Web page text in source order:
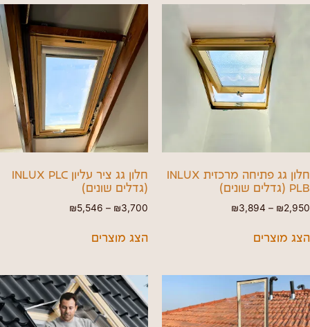
חלון גג פתיחה מרכזית INLUX
PLB (גדלים שונים)
₪2,950
–
₪3,894
הצג מוצרים
חלון גג ציר עליון INLUX PLC
(גדלים שונים)
₪3,700
–
₪5,546
הצג מוצרים